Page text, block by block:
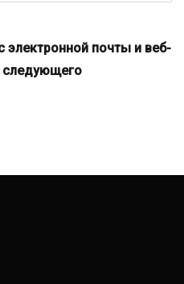
электронной почты и веб-
следующего